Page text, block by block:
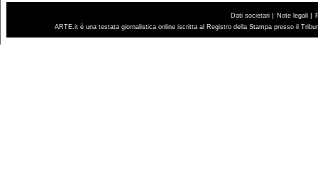
Dati societari | Note legali |
ARTE.it è una testata giornalistica online iscritta al Registro della Stampa presso il